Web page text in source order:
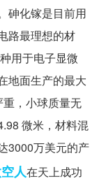
砷化镓是目前用
路最理想的材
用于电子显微
地面生产的最大
，小球质量无
微米，材料混
3000万美元的产
人在天上成功